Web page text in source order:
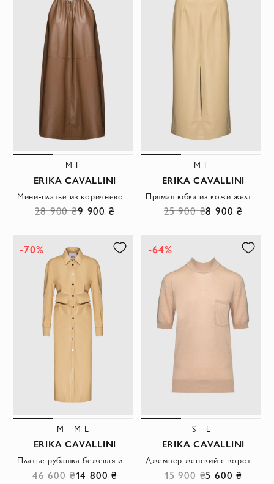
M-L
ERIKA CAVALLINI
28 900 ₴9 900 ₴
M-L
ERIKA CAVALLINI
25 900 ₴8 900 ₴
-70%
M M-L
ERIKA CAVALLINI
46 600 ₴14 800 ₴
-64%
S L
ERIKA CAVALLINI
15 900 ₴5 600 ₴